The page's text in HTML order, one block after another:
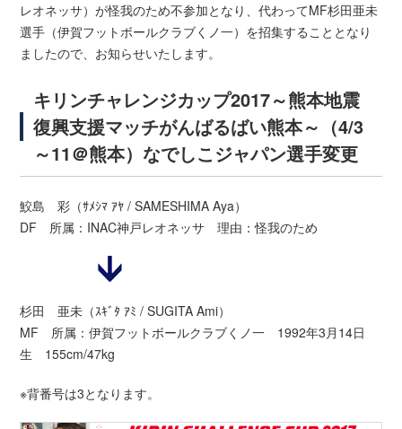
レオネッサ）が怪我のため不参加となり、代わってMF杉田亜未
選手（伊賀フットボールクラブくノ一）を招集することとなり
ましたので、お知らせいたします。
キリンチャレンジカップ2017～熊本地震
復興支援マッチがんばるばい熊本～（4/3
～11＠熊本）なでしこジャパン選手変更
鮫島 彩（ｻﾒｼﾏ ｱﾔ / SAMESHIMA Aya）
DF 所属：INAC神戸レオネッサ 理由：怪我のため
杉田 亜未（ｽｷﾞﾀ ｱﾐ / SUGITA Ami）
MF 所属：伊賀フットボールクラブくノ一 1992年3月14日
生 155cm/47kg
※背番号は3となります。